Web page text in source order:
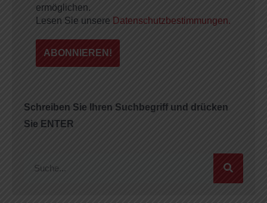
ermöglichen.
Lesen Sie unsere Datenschutzbestimmungen.
Schreiben Sie Ihren Suchbegriff und drücken
Sie ENTER